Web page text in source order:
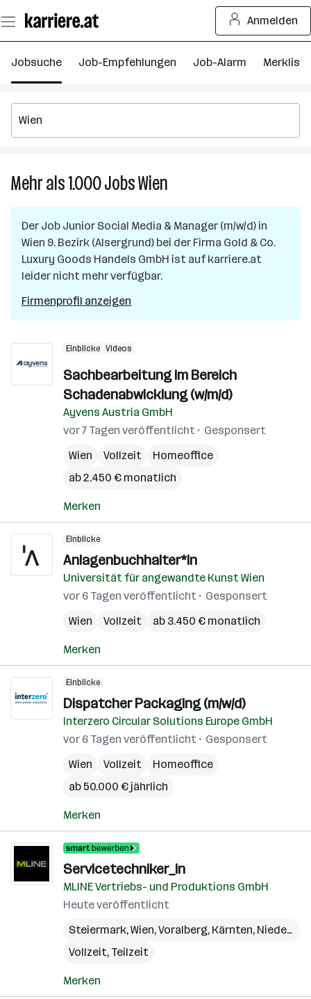
Seiteninhalt
springen
Anmelden
Jobsuche Job-Empfehlungen Job-Alarm Merkliste
Mehr als 1.000JobsWien
Jobs
in
Wien
Der Job Junior Social Media & Manager (m/w/d) in
Wien 9. Bezirk (Alsergrund) bei der Firma Gold & Co.
Luxury Goods Handels GmbH ist auf karriere.at
leider nicht mehr verfügbar.
Firmenprofil anzeigen
Einblicke Videos
Sachbearbeitung im Bereich
Schadenabwicklung (w/m/d)
Ayvens Austria GmbH
vor 7 Tagen veröffentlicht
Gesponsert
Wien
Vollzeit
Homeoffice
ab 2.450 € monatlich
Merken
Einblicke
Anlagenbuchhalter*in
Universität für angewandte Kunst Wien
vor 6 Tagen veröffentlicht
Gesponsert
Wien
Vollzeit ab 3.450 € monatlich
Merken
Einblicke
Dispatcher Packaging (m/w/d)
Interzero Circular Solutions Europe GmbH
vor 6 Tagen veröffentlicht
Gesponsert
Wien
Vollzeit
Homeoffice
ab 50.000 € jährlich
Merken
Servicetechniker_in
MLINE Vertriebs- und Produktions GmbH
Heute veröffentlicht
Steiermark,Wien,Voralberg, Kärnten, Niederösterreich
Vollzeit, Teilzeit
Merken